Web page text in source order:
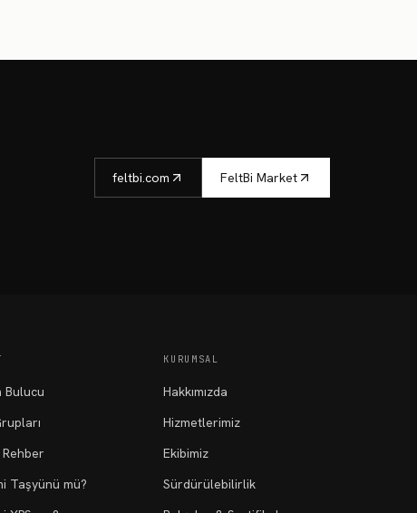
feltbi.com FeltBi Market
Bulucu
Taşyünü mü?
KURUMSAL
Hakkımızda
Hizmetlerimiz
Ekibimiz
Sürdürülebilirlik